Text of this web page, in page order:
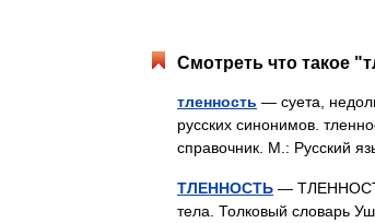
Смотреть что такое
тленность — суета,
русских синонимов.
справочник. М.: Русский
ТЛЕННОСТЬ —
тела. Толковый словарь